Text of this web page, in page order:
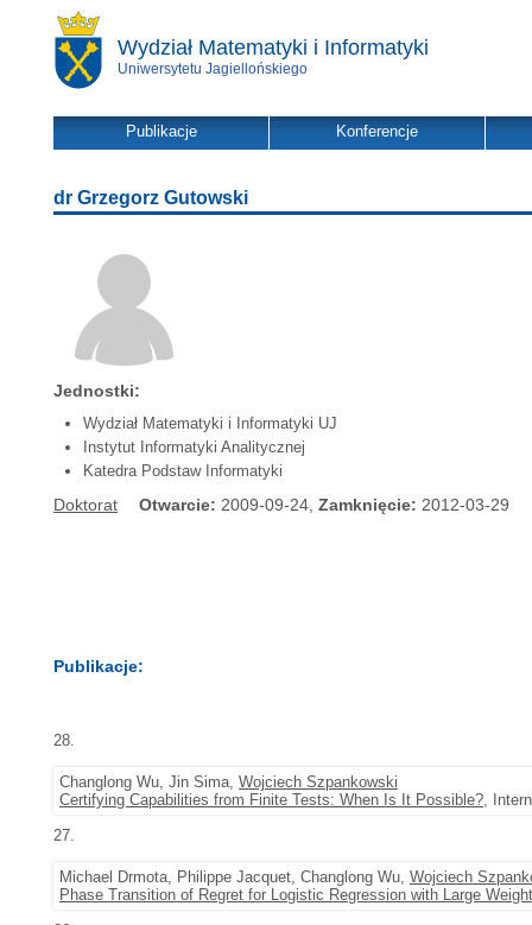
Wydział Matematyki i Informatyki
Uniwersytetu Jagiellońskiego
Publikacje Konferencje
dr Grzegorz Gutowski
Jednostki:
Wydział Matematyki i Informatyki UJ
Instytut Informatyki Analitycznej
Katedra Podstaw Informatyki
Doktorat Otwarcie: 2009-09-24, Zamknięcie: 2012-03-29
Publikacje:
28.
Changlong Wu, Jin Sima, Wojciech Szpankowski
Certifying Capabilities from Finite Tests: When Is It Possible?,
27.
Michael Drmota, Philippe Jacquet, Changlong Wu, Wojciech
Phase Transition of Regret for Logistic Regression with Large